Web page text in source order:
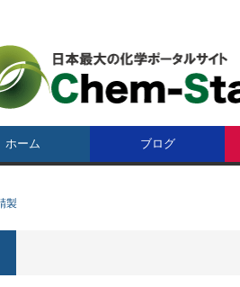
ホーム ブログ
製